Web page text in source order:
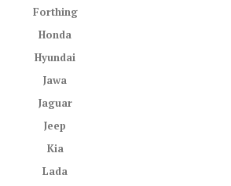
Forthing
Honda
Hyundai
Jawa
Jaguar
Jeep
Kia
Lada